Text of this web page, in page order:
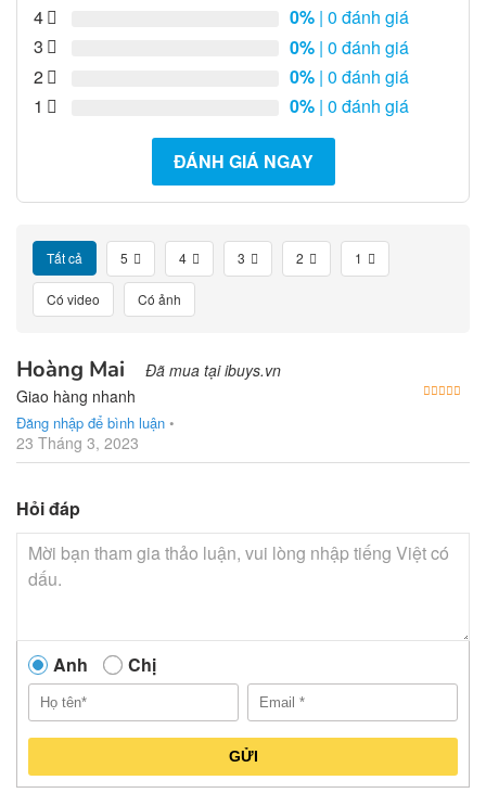
4
0% | 0 đánh giá
3
0% | 0 đánh giá
2
0% | 0 đánh giá
1
0% | 0 đánh giá
ĐÁNH GIÁ NGAY
Tất cả 5 4 3 2 1
Có video Có ảnh
Hoàng Mai Đã mua tại ibuys.vn
Giao hàng nhanh
Đăng nhập để bình luận •
23 Tháng 3, 2023
Hỏi đáp
Anh Chị
GỬI